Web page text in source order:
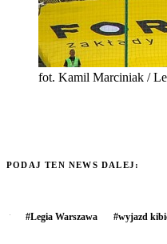
fot. Kamil Marciniak /
PODAJ TEN NEWS DALEJ:
#Legia Warszawa #wyjazd